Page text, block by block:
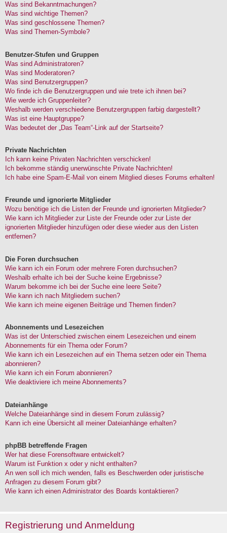
Was sind Bekanntmachungen?
Was sind wichtige Themen?
Was sind geschlossene Themen?
Was sind Themen-Symbole?
Benutzer-Stufen und Gruppen
Was sind Administratoren?
Was sind Moderatoren?
Was sind Benutzergruppen?
Wo finde ich die Benutzergruppen und wie trete ich ihnen bei?
Wie werde ich Gruppenleiter?
Weshalb werden verschiedene Benutzergruppen farbig dargestellt?
Was ist eine Hauptgruppe?
Was bedeutet der „Das Team“-Link auf der Startseite?
Private Nachrichten
Ich kann keine Privaten Nachrichten verschicken!
Ich bekomme ständig unerwünschte Private Nachrichten!
Ich habe eine Spam-E-Mail von einem Mitglied dieses Forums erhalten!
Freunde und ignorierte Mitglieder
Wozu benötige ich die Listen der Freunde und ignorierten Mitglieder?
Wie kann ich Mitglieder zur Liste der Freunde oder zur Liste der
ignorierten Mitglieder hinzufügen oder diese wieder aus den Listen
entfernen?
Die Foren durchsuchen
Wie kann ich ein Forum oder mehrere Foren durchsuchen?
Weshalb erhalte ich bei der Suche keine Ergebnisse?
Warum bekomme ich bei der Suche eine leere Seite?
Wie kann ich nach Mitgliedern suchen?
Wie kann ich meine eigenen Beiträge und Themen finden?
Abonnements und Lesezeichen
Was ist der Unterschied zwischen einem Lesezeichen und einem
Abonnements für ein Thema oder Forum?
Wie kann ich ein Lesezeichen auf ein Thema setzen oder ein Thema
abonnieren?
Wie kann ich ein Forum abonnieren?
Wie deaktiviere ich meine Abonnements?
Dateianhänge
Welche Dateianhänge sind in diesem Forum zulässig?
Kann ich eine Übersicht all meiner Dateianhänge erhalten?
phpBB betreffende Fragen
Wer hat diese Forensoftware entwickelt?
Warum ist Funktion x oder y nicht enthalten?
An wen soll ich mich wenden, falls es Beschwerden oder juristische
Anfragen zu diesem Forum gibt?
Wie kann ich einen Administrator des Boards kontaktieren?
Registrierung und Anmeldung